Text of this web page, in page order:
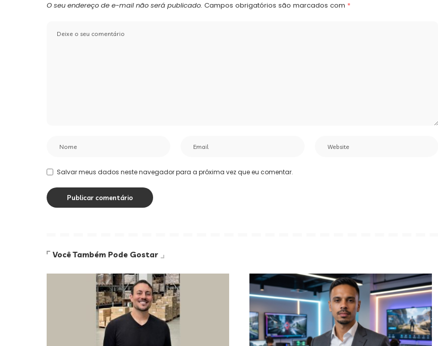
O seu endereço de e-mail não será publicado. Campos obrigatórios são marcados com *
Salvar meus dados neste navegador para a próxima vez que eu comentar.
Você Também Pode Gostar